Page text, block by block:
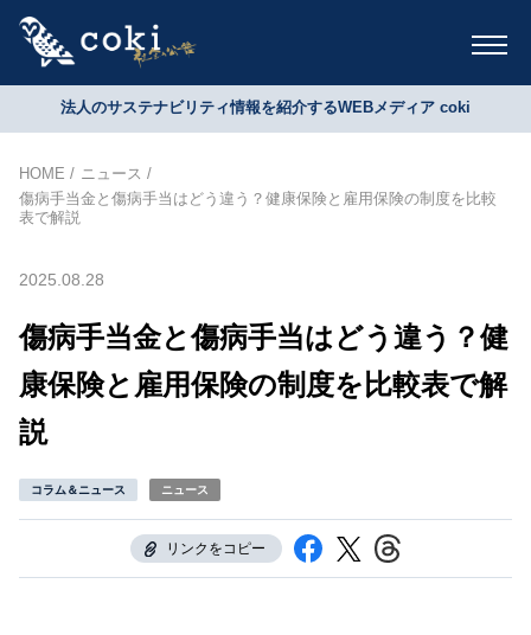
法人のサステナビリティ情報を紹介するWEBメディア coki
HOME
ニュース
傷病手当金と傷病手当はどう違う？健康保険と雇用保険の制度を比較
表で解説
2025.08.28
傷病手当金と傷病手当はどう違う？健
康保険と雇用保険の制度を比較表で解
説
コラム＆ニュース ニュース
リンクをコピー